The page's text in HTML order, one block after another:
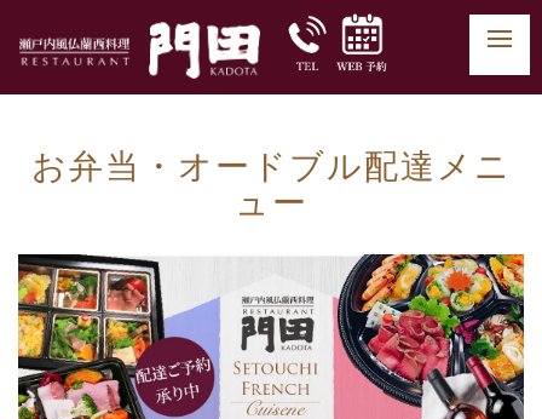
お弁当・オードブル配達メニ
ュー